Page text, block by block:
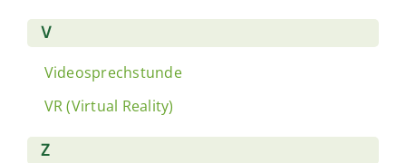
V
Videosprechstunde
VR (Virtual Reality)
Z